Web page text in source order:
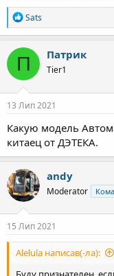
Р
е
а
к
ц
ї
:
Sats
П Патрик
Tier1
13 Лип 2021
Какую модель
китаец от ДЭТЕКА.
andy
Moderator
15 Лип 2021
Alelula написав(-ла):